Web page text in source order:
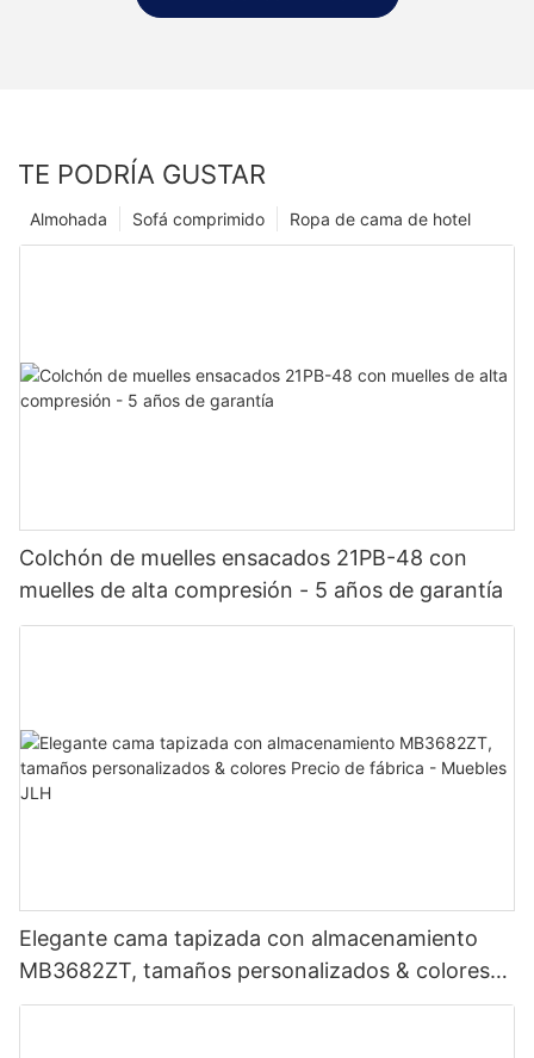
TE PODRÍA GUSTAR
Ropa de cama de hotel
Sofá comprimido
Almohada
Colchón de muelles ensacados 21PB-48 con
muelles de alta compresión - 5 años de garantía
Elegante cama tapizada con almacenamiento
MB3682ZT, tamaños personalizados & colores
Precio de fábrica - Muebles JLH